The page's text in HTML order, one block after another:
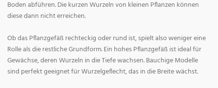
Boden abführen. Die kurzen Wurzeln von kleinen Pflanzen können
diese dann nicht erreichen.
Ob das Pflanzgefäß rechteckig oder rund ist, spielt also weniger eine
Rolle als die restliche Grundform. Ein hohes Pflanzgefäß ist ideal für
Gewächse, deren Wurzeln in die Tiefe wachsen. Bauchige Modelle
sind perfekt geeignet für Wurzelgeflecht, das in die Breite wächst.